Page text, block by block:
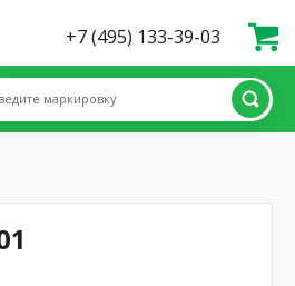
+7 (495) 133-39-03
маркировку